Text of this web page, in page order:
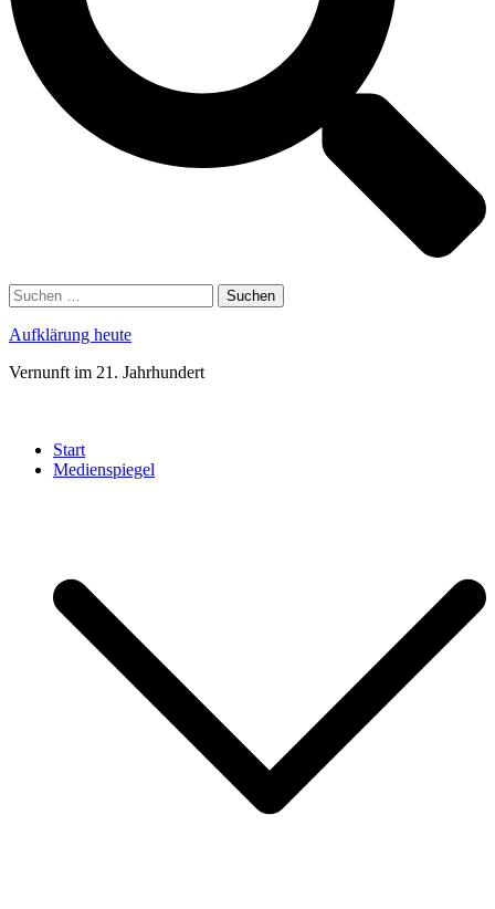
Suchen
nach:
Aufklärung heute
Vernunft im 21. Jahrhundert
Start
Medienspiegel